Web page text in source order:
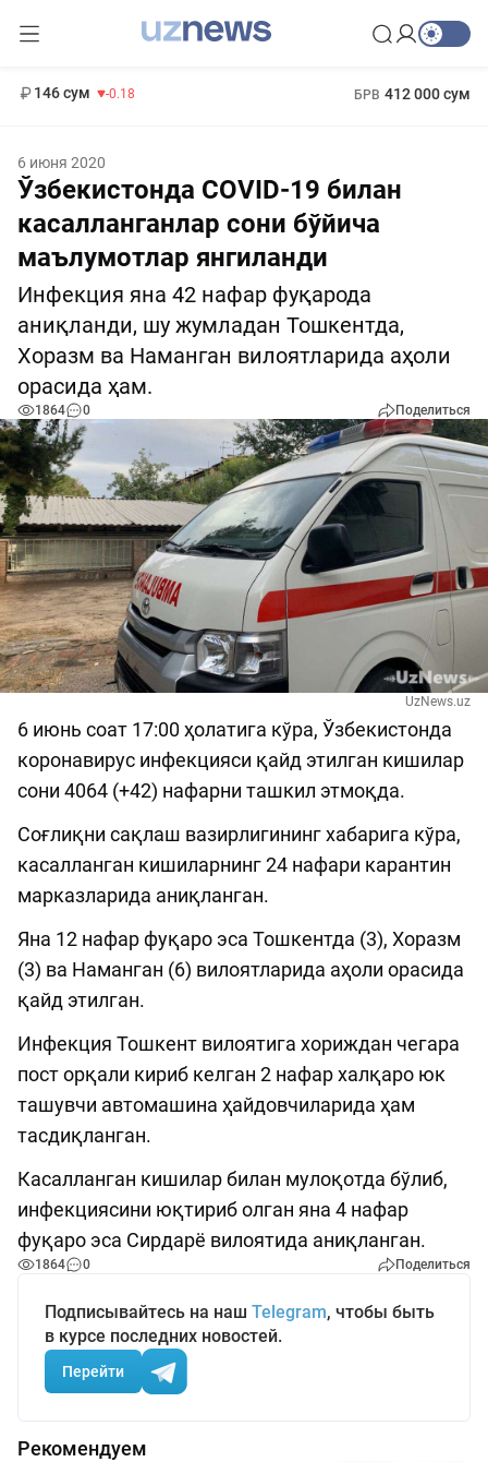
146 сум -0.18 БРВ 412 000 сум
6 июня 2020
Ўзбекистонда COVID-19 билан
касалланганлар сони бўйича
маълумотлар янгиланди
Инфекция яна 42 нафар фуқарода
аниқланди, шу жумладан Тошкентда,
Хоразм ва Наманган вилоятларида аҳоли
орасида ҳам.
1864 0 Поделиться
UzNews.uz
6 июнь соат 17:00 ҳолатига кўра, Ўзбекистонда
коронавирус инфекцияси қайд этилган кишилар
сони 4064 (+42) нафарни ташкил этмоқда.
Соғлиқни сақлаш вазирлигининг хабарига кўра,
касалланган кишиларнинг 24 нафари карантин
марказларида аниқланган.
Яна 12 нафар фуқаро эса Тошкентда (3), Хоразм
(3) ва Наманган (6) вилоятларида аҳоли орасида
қайд этилган.
Инфекция Тошкент вилоятига хориждан чегара
пост орқали кириб келган 2 нафар халқаро юк
ташувчи автомашина ҳайдовчиларида ҳам
тасдиқланган.
Касалланган кишилар билан мулоқотда бўлиб,
инфекциясини юқтириб олган яна 4 нафар
фуқаро эса Сирдарё вилоятида аниқланган.
1864 0 Поделиться
Подписывайтесь на наш Telegram, чтобы быть
в курсе последних новостей.
Перейти
Рекомендуем